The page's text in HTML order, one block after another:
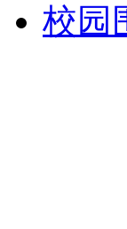
校园